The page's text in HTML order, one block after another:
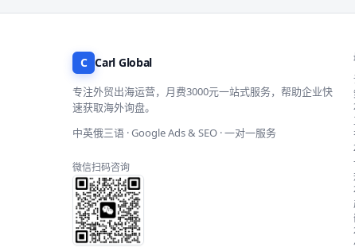
C Carl Global
专注外贸出海运营，月费3000元一站式服务，帮助企业快
速获取海外询盘。
中英俄三语 · Google Ads & SEO · 一对一服务
微信扫码咨询